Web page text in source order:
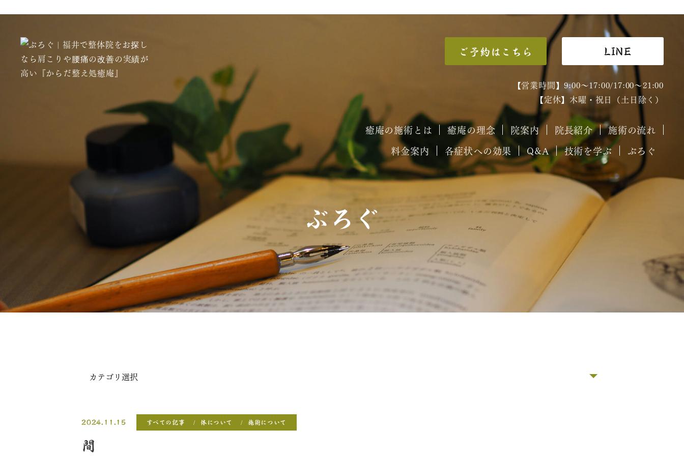
ご予約はこちら LINE
【営業時間】9:00～17:00/17:00～21:00
【定休】木曜・祝日（土日除く）
癒庵の施術とは 癒庵の理念 院案内 院長紹介
施術の流れ
料金案内
各症状への効果 Q&A 技術を学ぶ ぶろぐ
ぶろぐ
2024.11.15 すべての記事 体について 施術について
間